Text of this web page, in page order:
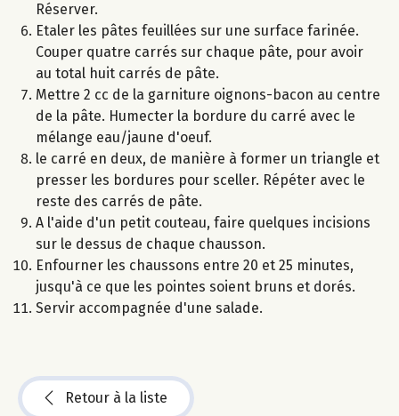
Réserver.
Etaler les pâtes feuillées sur une surface farinée.
Couper quatre carrés sur chaque pâte, pour avoir
au total huit carrés de pâte.
Mettre 2 cc de la garniture oignons-bacon au centre
de la pâte. Humecter la bordure du carré avec le
mélange eau/jaune d'oeuf.
le carré en deux, de manière à former un triangle et
presser les bordures pour sceller. Répéter avec le
reste des carrés de pâte.
A l'aide d'un petit couteau, faire quelques incisions
sur le dessus de chaque chausson.
Enfourner les chaussons entre 20 et 25 minutes,
jusqu'à ce que les pointes soient bruns et dorés.
Servir accompagnée d'une salade.
Retour à la liste